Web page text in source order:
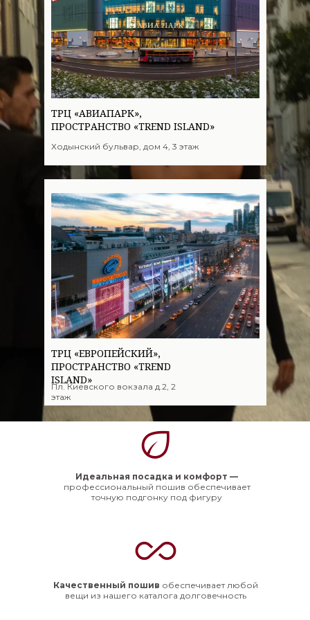
Ходынский бульвар, дом 4, 3 этаж
ТРЦ «АВИАПАРК»,
ПРОСТРАНСТВО «TREND ISLAND»
ТРЦ «ЕВРОПЕЙСКИЙ»,
ПРОСТРАНСТВО «TREND
ISLAND»
Пл. Киевского вокзала д.2, 2
этаж
Идеальная посадка и комфорт —
профессиональный пошив обеспечивает
точную подгонку под фигуру
Качественный пошив обеспечивает любой
вещи из нашего каталога долговечность